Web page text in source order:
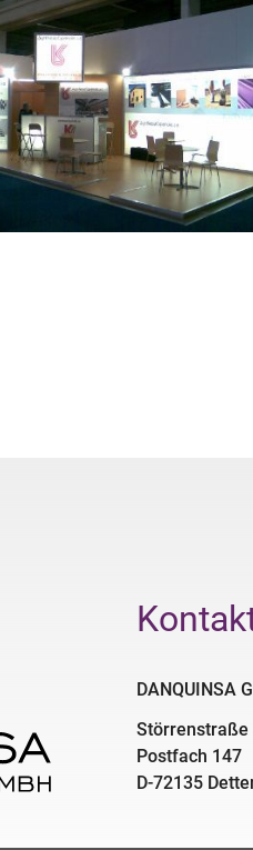
DANQUINSA
Störrenstraße
Postfach 147
D-72135